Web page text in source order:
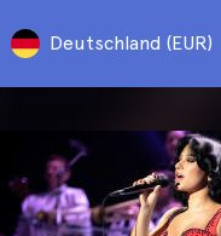
Deutschland (EUR)